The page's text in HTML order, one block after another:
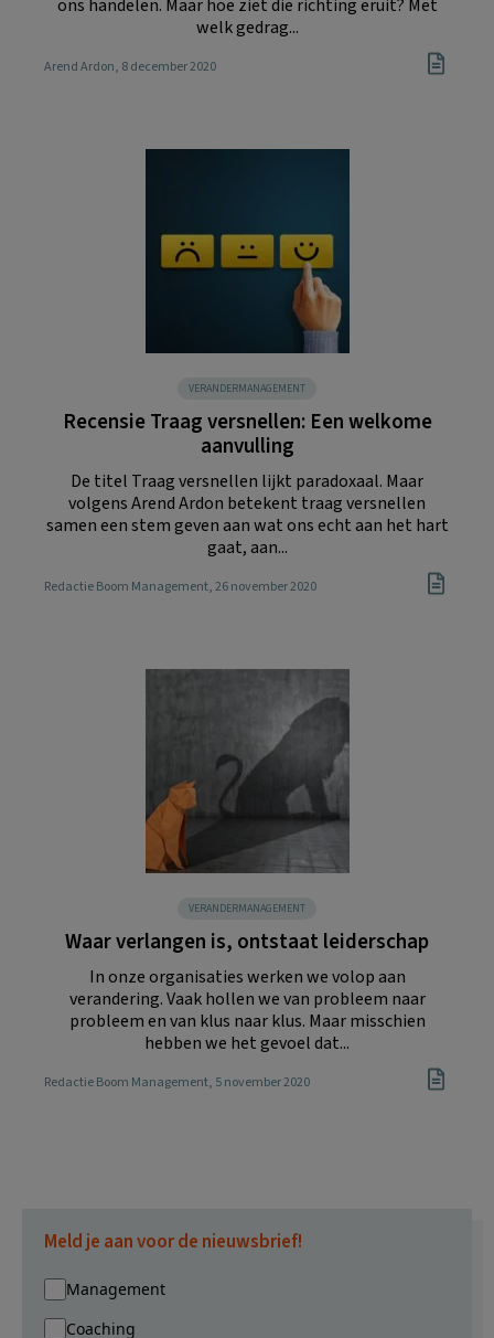
ons handelen. Maar hoe ziet die richting eruit? Met
welk gedrag...
Arend Ardon, 8 december 2020
VERANDERMANAGEMENT
Recensie Traag versnellen: Een welkome
aanvulling
De titel Traag versnellen lijkt paradoxaal. Maar
volgens Arend Ardon betekent traag versnellen
samen een stem geven aan wat ons echt aan het hart
gaat, aan...
Redactie Boom Management, 26 november 2020
VERANDERMANAGEMENT
Waar verlangen is, ontstaat leiderschap
In onze organisaties werken we volop aan
verandering. Vaak hollen we van probleem naar
probleem en van klus naar klus. Maar misschien
hebben we het gevoel dat...
Redactie Boom Management, 5 november 2020
Meld je aan voor de nieuwsbrief!
Management
Coaching